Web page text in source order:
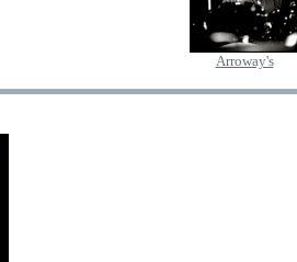
Arroway's